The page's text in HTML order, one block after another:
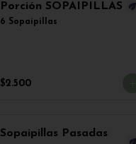
Porción SOPAIPILLAS
6 Sopaipillas
$2.500
Sopaipillas Pasadas